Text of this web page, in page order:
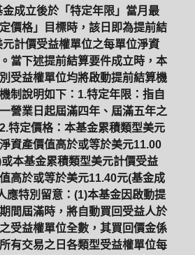
成立後於「特定年限」當月最
價格」目標時，該日即為提前結
計價受益權單位之每單位淨資
當下述提前結算要件成立時，本
受益權單位均將啟動提前結算機
制說明如下：1.特定年限：指自
營業日起屆滿四年、屆滿五年之
特定價格：本基金累積類型美元
資產價值高於或等於美元11.00
本基金累積類型美元計價受益
高於或等於美元11.40元(基金成
應特別留意：(1)本基金因啟動提
間屆滿時，將自動買回受益人於
受益權單位全數，其買回價金係
有交易之日各類型受益權單位每